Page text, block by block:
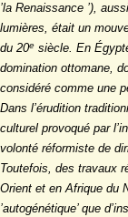
’la Renaissance ’),
lumières, était un
du 20e siècle. En
domination ottomane,
considéré comme une
Dans l’érudition
culturel provoqué par
volonté réformiste de
Toutefois, des travaux
Orient et en Afrique du
’autogénétique’ que